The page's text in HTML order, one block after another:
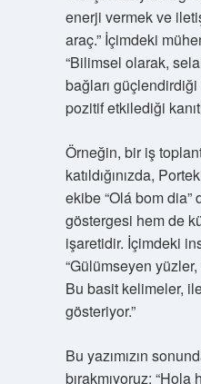
enerji vermek ve
araç.” İçimdeki
“Bilimsel olarak,
bağları
pozitif etkilediği
Örneğin, bir iş
katıldığınızda,
ekibe “Olá bom
göstergesi hem de
işaretidir. İçimdeki
“Gülümseyen
Bu basit kelimeler,
gösteriyor.”
Bu yazımızın
bırakmıyoruz;